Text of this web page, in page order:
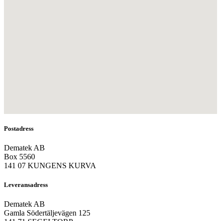
Postadress
Dematek AB
Box 5560
141 07 KUNGENS KURVA
Leveransadress
Dematek AB
Gamla Södertäljevägen 125